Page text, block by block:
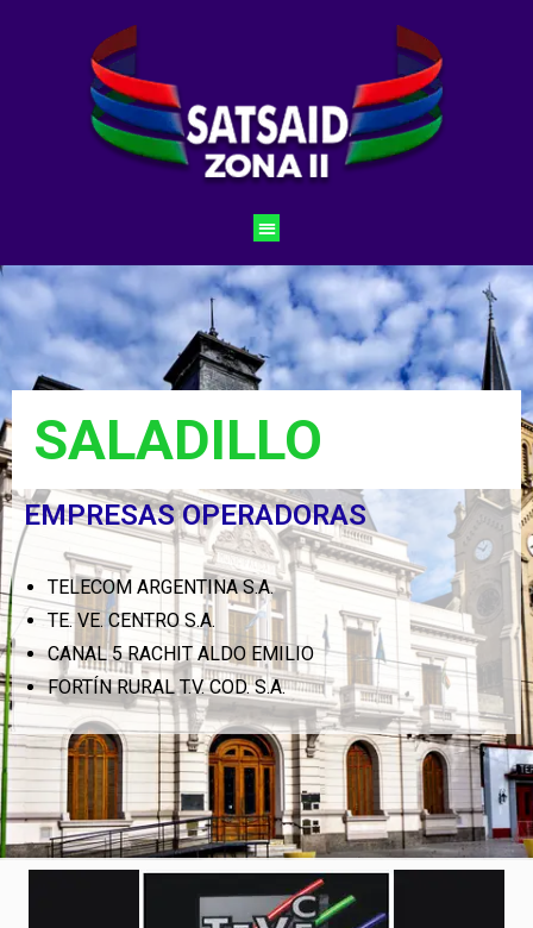
SALADILLO
EMPRESAS OPERADORAS
TELECOM ARGENTINA S.A.
TE. VE. CENTRO S.A.
CANAL 5 RACHIT ALDO EMILIO
FORTÍN RURAL T.V. COD. S.A.